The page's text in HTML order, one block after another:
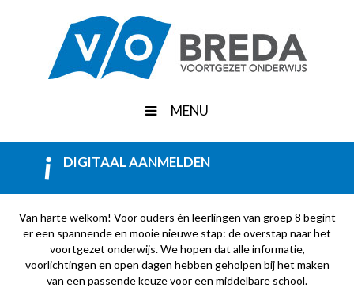
MENU
DIGITAAL AANMELDEN
Van harte welkom! Voor ouders én leerlingen van groep 8 begint
er een spannende en mooie nieuwe stap: de overstap naar het
voortgezet onderwijs. We hopen dat alle informatie,
voorlichtingen en open dagen hebben geholpen bij het maken
van een passende keuze voor een middelbare school.